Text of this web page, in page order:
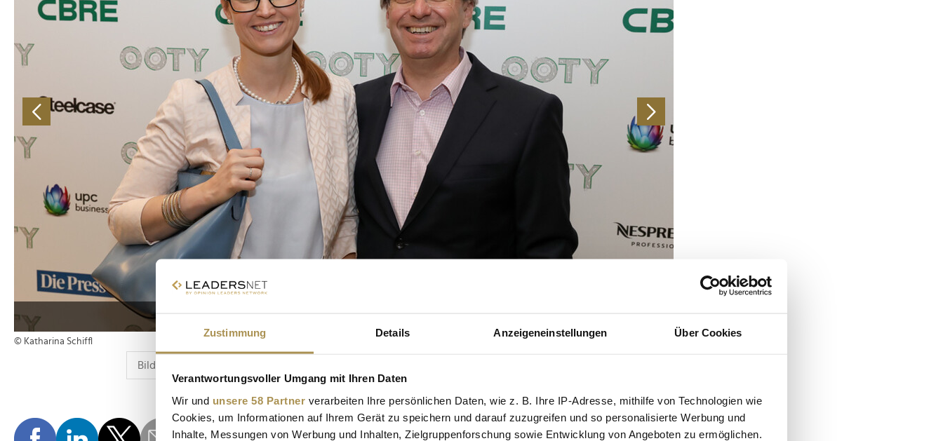
Zustimmung Details Anzeigeneinstellungen Über Cookies
Verantwortungsvoller Umgang mit Ihren Daten
Wir und unsere 58 Partner verarbeiten Ihre persönlichen Daten, wie z. B. Ihre IP-Adresse, mithilfe von Technologien wie
Cookies, um Informationen auf Ihrem Gerät zu speichern und darauf zuzugreifen und so personalisierte Werbung und
Inhalte, Messungen von Werbung und Inhalten, Zielgruppenforschung sowie Entwicklung von Angeboten zu ermöglichen.
© Katharina Schiffl
Advertisement